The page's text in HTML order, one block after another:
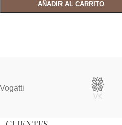
AÑADIR AL CARRITO
Vogatti